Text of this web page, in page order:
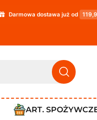
już od 119,99 zł !
ART.